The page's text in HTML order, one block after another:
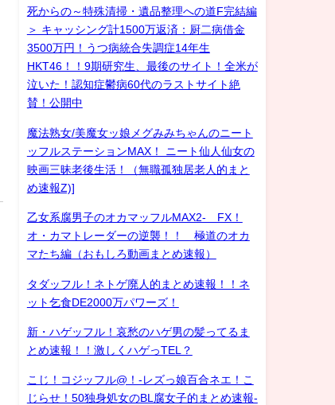
死からの～特殊清掃・遺品整理への道F完結編
＞ キャッシング計1500万返済：厨二病借金
3500万円！うつ病統合失調症14年生
HKT46！！9期研究生、最後のサイト！全米が
泣いた！認知症鬱病60代のラストサイト絶
賛！公開中
魔法熟女/美魔女ッ娘メグみみちゃんのニート
ッフルステーションMAX！ ニート仙人仙女の
映画三昧老後生活！（無職孤独居老人的まと
め速報Z)]
乙女系腐男子のオカマッフルMAX2- FX！
オ・カマトレーダーの逆襲！！ 極道のオカ
マたち編（おもしろ動画まとめ速報）
タダッフル！ネトゲ廃人的まとめ速報！！ネ
ット乞食DE2000万パワーズ！
新・ハゲッフル！哀愁のハゲ男の髪ってるま
とめ速報！！激しくハゲっTEL？
こじ！コジッフル@！-レズっ娘百合ネエ！こ
じらせ！50独身処女のBL腐女子的まとめ速報-